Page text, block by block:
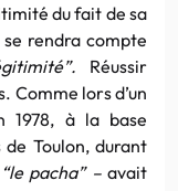
du fait de sa
rendra compte
Réussir
Comme lors d’un
1978, à la base
Toulon, durant
“le pacha” – avait